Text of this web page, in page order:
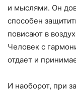
и мыслями. Он
способен
повисают в
Человек с
отдает и
И наоборот, при